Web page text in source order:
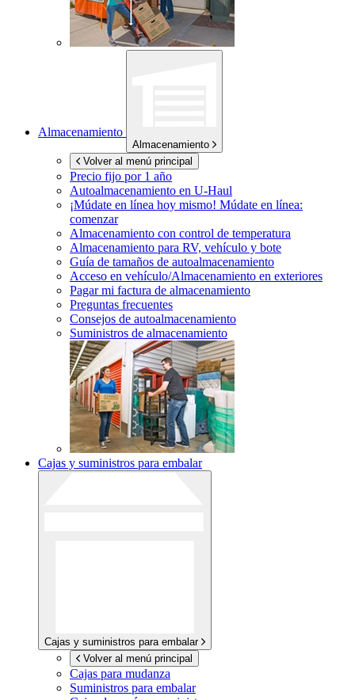
Almacenamiento
Almacenamiento
Volver al menú principal
Precio fijo por 1 año
Autoalmacenamiento en U-Haul
¡Múdate en línea hoy mismo! Múdate en línea:
comenzar
Almacenamiento con control de temperatura
Almacenamiento para RV, vehículo y bote
Guía de tamaños de autoalmacenamiento
Acceso en vehículo/Almacenamiento en exteriores
Pagar mi factura de almacenamiento
Preguntas frecuentes
Consejos de autoalmacenamiento
Suministros de almacenamiento
Cajas y suministros para embalar
Cajas y suministros para embalar
Volver al menú principal
Cajas para mudanza
Suministros para embalar